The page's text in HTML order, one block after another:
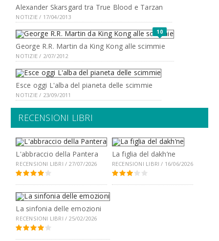
Alexander Skarsgard tra True Blood e Tarzan
NOTIZIE / 17/04/2013
10
George R.R. Martin da King Kong alle scimmie
NOTIZIE / 2/07/2012
Esce oggi L'alba del pianeta delle scimmie
NOTIZIE / 23/09/2011
RECENSIONI LIBRI
L'abbraccio della Pantera
RECENSIONI LIBRI / 27/07/2026
La figlia del dakh’ne
RECENSIONI LIBRI / 16/06/2026
La sinfonia delle emozioni
RECENSIONI LIBRI / 25/02/2026